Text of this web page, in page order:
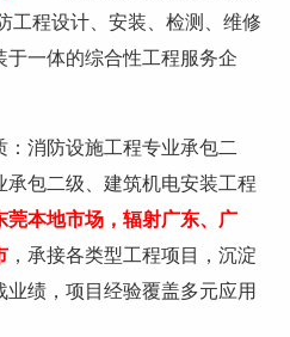
工程设计、安装、检测、维修
一体的综合性工程服务企
消防设施工程专业承包二
包二级、建筑机电安装工程
莞本地市场，辐射广东、广
，承接各类型工程项目，沉淀
绩，项目经验覆盖多元应用